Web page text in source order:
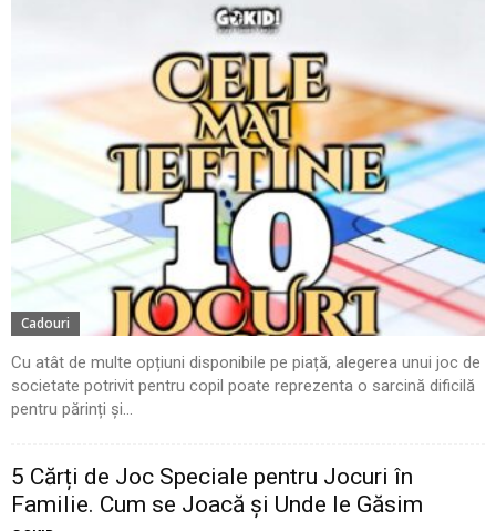
Cadouri
Cu atât de multe opțiuni disponibile pe piață, alegerea unui joc de
societate potrivit pentru copil poate reprezenta o sarcină dificilă
pentru părinți și...
5 Cărți de Joc Speciale pentru Jocuri în
Familie. Cum se Joacă și Unde le Găsim